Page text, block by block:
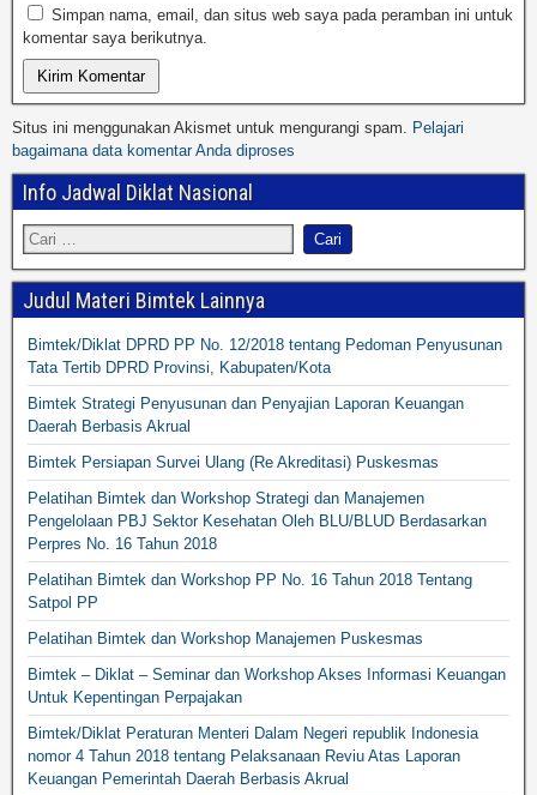
Simpan nama, email, dan situs web saya pada peramban ini untuk
komentar saya berikutnya.
Situs ini menggunakan Akismet untuk mengurangi spam. Pelajari
bagaimana data komentar Anda diproses
Info Jadwal Diklat Nasional
Judul Materi Bimtek Lainnya
Bimtek/Diklat DPRD PP No. 12/2018 tentang Pedoman Penyusunan
Tata Tertib DPRD Provinsi, Kabupaten/Kota
Bimtek Strategi Penyusunan dan Penyajian Laporan Keuangan
Daerah Berbasis Akrual
Bimtek Persiapan Survei Ulang (Re Akreditasi) Puskesmas
Pelatihan Bimtek dan Workshop Strategi dan Manajemen
Pengelolaan PBJ Sektor Kesehatan Oleh BLU/BLUD Berdasarkan
Perpres No. 16 Tahun 2018
Pelatihan Bimtek dan Workshop PP No. 16 Tahun 2018 Tentang
Satpol PP
Pelatihan Bimtek dan Workshop Manajemen Puskesmas
Bimtek – Diklat – Seminar dan Workshop Akses Informasi Keuangan
Untuk Kepentingan Perpajakan
Bimtek/Diklat Peraturan Menteri Dalam Negeri republik Indonesia
nomor 4 Tahun 2018 tentang Pelaksanaan Reviu Atas Laporan
Keuangan Pemerintah Daerah Berbasis Akrual